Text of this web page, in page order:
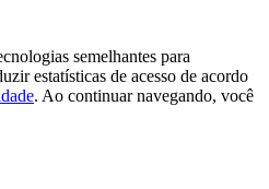
semelhantes para
estatísticas de acesso de acordo
. Ao continuar navegando, você